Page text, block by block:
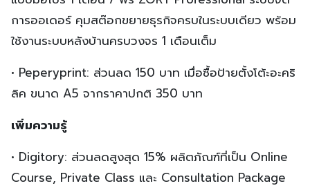
การออเดอร์ คุมสต๊อกขยายธุรกิจครบในระบบเดียว พร้อม
ใช้งานระบบหลังบ้านครบวงจร 1 เดือนเต็ม
• Peperyprint: ส่วนลด 150 บาท เมื่อซื้อป้ายตั้งโต้ะอะคริ
ลิค ขนาด A5 จากราคาปกติ 350 บาท
เพิ่มความรู้
• Digitory: ส่วนลดสูงสุด 15% ผลิตภัณฑ์ที่เป็น Online
Course, Private Class และ Consultation Package